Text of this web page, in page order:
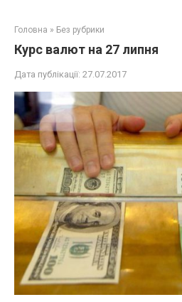
Головна » Без рубрики
Курс валют на 27 липня
Дата публікації: 27.07.2017